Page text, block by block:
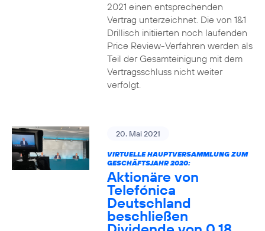
2021 einen entsprechenden
Vertrag unterzeichnet. Die von 1&1
Drillisch initiierten noch laufenden
Price Review-Verfahren werden als
Teil der Gesamteinigung mit dem
Vertragsschluss nicht weiter
verfolgt.
20. Mai 2021
VIRTUELLE HAUPTVERSAMMLUNG ZUM
GESCHÄFTSJAHR 2020:
Aktionäre von
Telefónica
Deutschland
beschließen